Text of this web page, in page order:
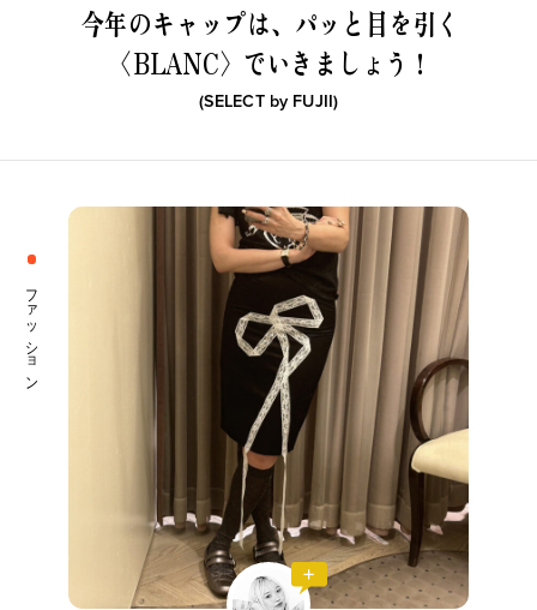
今年のキャップは、パッと目を引く
〈BLANC〉でいきましょう！
(SELECT by FUJII)
ファッション
ファッション小物
ステーショナリー コスメ
スポーツ
雑貨・ホビー
その他